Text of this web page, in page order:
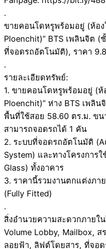
.
ขายคอนโดหรูพร้อมอยู่ (ห้อ
Ploenchit)” BTS เพลินจิต
ที่จอดรถอัตโนมัติ), ราคา
.
รายละเอียดทรัพย์:
1. ขายคอนโดหรูพร้อมอยู่ (
Ploenchit)” ห่าง BTS เพลิ
พื้นที่ใช้สอย 58.60 ตร.ม. ข
สามารถจอดรถได้ 1 คัน
2. ระบบที่จอดรถอัตโนมัติ
System) และทางโครงการ
Glass) ทั้งอาคาร
3. ราคานี้รวมงานตกแต่งภา
(Fully Fitted)
.
สิ่งอำนวยความสะดวกภายใ
Volume Lobby, Mailbox,
ลอยฟ้า, ลิฟต์โดยสาร, ที่จอด